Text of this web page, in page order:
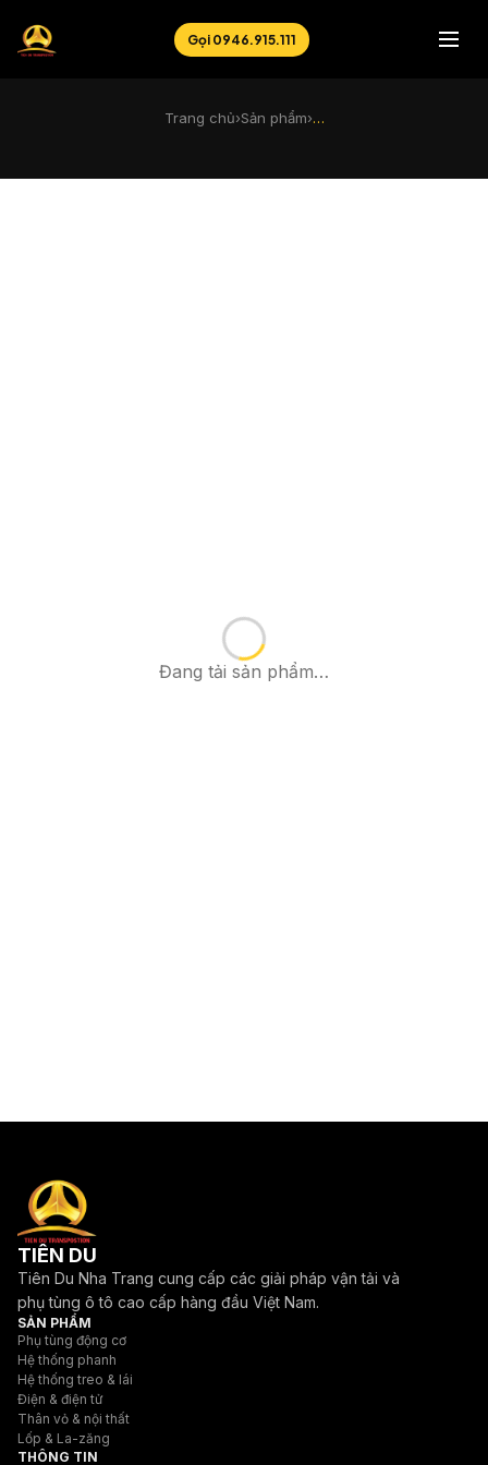
Gọi 0946.915.111
Trang chủ›Sản phẩm›…
Đang tải sản phẩm…
TIÊN DU
Tiên Du Nha Trang cung cấp các giải pháp vận tải và
phụ tùng ô tô cao cấp hàng đầu Việt Nam.
SẢN PHẨM
Phụ tùng động cơ
Hệ thống phanh
Hệ thống treo & lái
Điện & điện tử
Thân vỏ & nội thất
Lốp & La-zăng
THÔNG TIN